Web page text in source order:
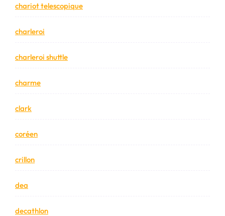
chariot telescopique
charleroi
charleroi shuttle
charme
clark
coréen
crillon
dea
decathlon